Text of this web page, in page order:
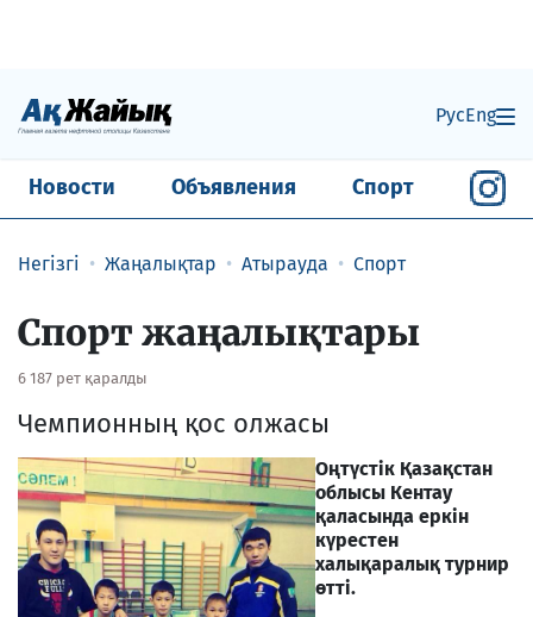
РусEng
Новости Объявления Спорт
Негізгі Жаңалықтар Атырауда Спорт
Спорт жаңалықтары
6 187 рет қаралды
Чемпионның қос олжасы
Оңтүстік Қазақстан
облысы Кентау
қаласында еркін
күрестен
халықаралық турнир
өтті.